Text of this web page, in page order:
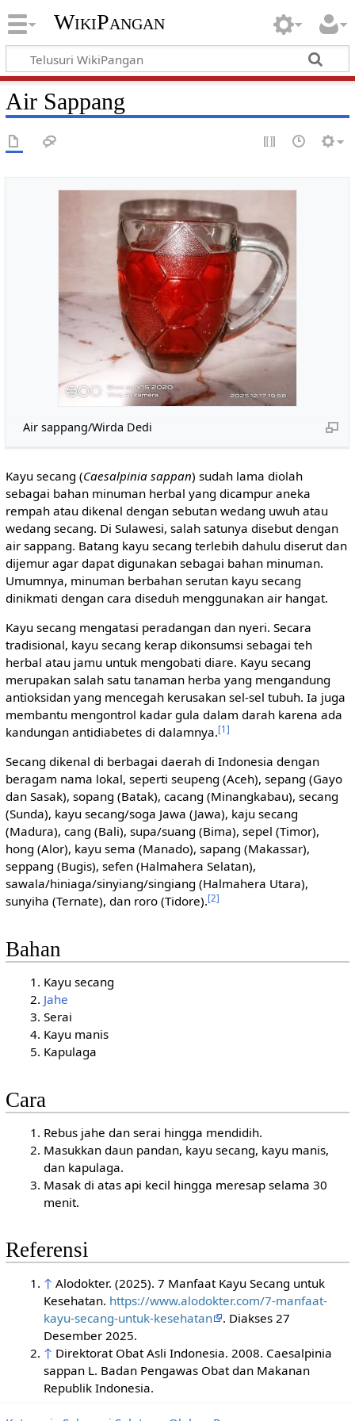
WikiPangan
Air Sappang
Air sappang/Wirda Dedi
Kayu secang (Caesalpinia sappan) sudah lama diolah
sebagai bahan minuman herbal yang dicampur aneka
rempah atau dikenal dengan sebutan wedang uwuh atau
wedang secang. Di Sulawesi, salah satunya disebut dengan
air sappang. Batang kayu secang terlebih dahulu diserut dan
dijemur agar dapat digunakan sebagai bahan minuman.
Umumnya, minuman berbahan serutan kayu secang
dinikmati dengan cara diseduh menggunakan air hangat.
Kayu secang mengatasi peradangan dan nyeri. Secara
tradisional, kayu secang kerap dikonsumsi sebagai teh
herbal atau jamu untuk mengobati diare. Kayu secang
merupakan salah satu tanaman herba yang mengandung
antioksidan yang mencegah kerusakan sel-sel tubuh. Ia juga
membantu mengontrol kadar gula dalam darah karena ada
kandungan antidiabetes di dalamnya.[1]
Secang dikenal di berbagai daerah di Indonesia dengan
beragam nama lokal, seperti seupeng (Aceh), sepang (Gayo
dan Sasak), sopang (Batak), cacang (Minangkabau), secang
(Sunda), kayu secang/soga Jawa (Jawa), kaju secang
(Madura), cang (Bali), supa/suang (Bima), sepel (Timor),
hong (Alor), kayu sema (Manado), sapang (Makassar),
seppang (Bugis), sefen (Halmahera Selatan),
sawala/hiniaga/sinyiang/singiang (Halmahera Utara),
sunyiha (Ternate), dan roro (Tidore).[2]
Bahan
Kayu secang
Jahe
Serai
Kayu manis
Kapulaga
Cara
Rebus jahe dan serai hingga mendidih.
Masukkan daun pandan, kayu secang, kayu manis,
dan kapulaga.
Masak di atas api kecil hingga meresap selama 30
menit.
Referensi
↑ Alodokter. (2025). 7 Manfaat Kayu Secang untuk
Kesehatan. https://www.alodokter.com/7-manfaat-
kayu-secang-untuk-kesehatan
. Diakses 27
Desember 2025.
↑ Direktorat Obat Asli Indonesia. 2008. Caesalpinia
sappan L. Badan Pengawas Obat dan Makanan
Republik Indonesia.